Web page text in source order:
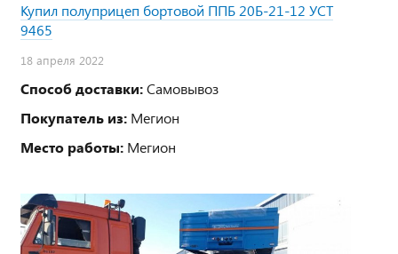
Купил полуприцеп бортовой ППБ 20Б-21-12 УСТ
9465
18 апреля 2022
Способ доставки:Самовывоз
Покупатель из: Мегион
Место работы: Мегион